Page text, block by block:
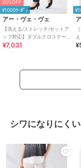
20%OFF
¥1000ｸｰﾎﾟﾝ
アー・ヴェ・ヴェ
【洗える/ストレッチ/セットア
ップ対応】ダブルクロステー
パードパンツ
¥7,031
シワになりにく